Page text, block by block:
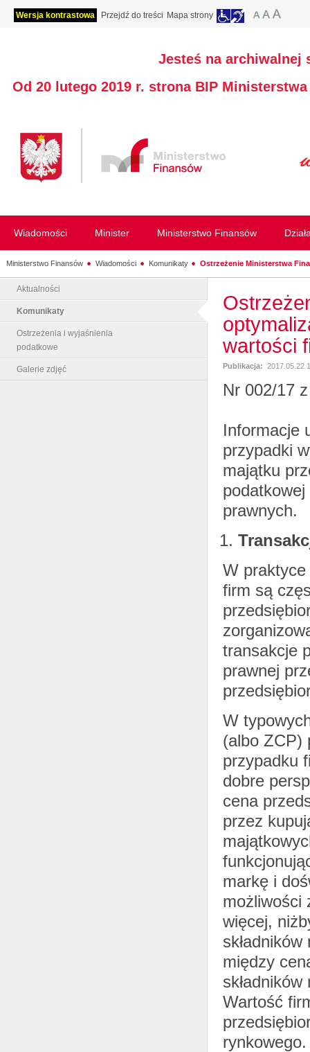
Wersja kontrastowa Przejdź do treści Mapa strony
Jesteś na archiwalnej
Od 20 lutego 2019 r. strona BIP
Wiadomości Minister Ministerstwo Finansów
Ministerstwo Finansów Wiadomości Komunikaty Ostrzeżenie Ministerstwa
Aktualności
Komunikaty
Ostrzeżenia i wyjaśnienia
podatkowe
Galerie zdjęć
wartości
Publikacja: 2017.05.22
Nr 002/17
Informacje
przypadki
majątku
prawnych.
W praktyce
firm są
transakcje
prawnej
W
(albo ZCP)
przypadku
dobre
cena
przez
markę i
możliwości
więcej,
między
Wartość